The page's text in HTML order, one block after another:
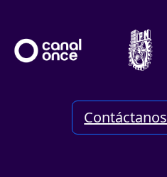
Contáctanos